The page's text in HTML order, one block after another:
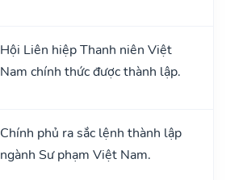
Hội Liên hiệp Thanh niên Việt
Nam chính thức được thành lập.
Chính phủ ra sắc lệnh thành lập
ngành Sư phạm Việt Nam.